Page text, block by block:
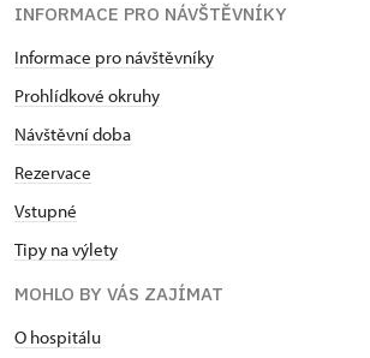
INFORMACE PRO NÁVŠTĚVNÍKY
Informace pro návštěvníky
Prohlídkové okruhy
Návštěvní doba
Rezervace
Vstupné
Tipy na výlety
MOHLO BY VÁS ZAJÍMAT
O hospitálu